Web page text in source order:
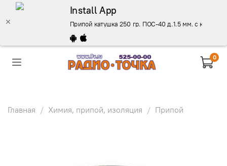
Install App
Припой катушка 250 гр. ПОС-40 д.1.5 мм. с
0
Главная Химия, припой, изоляция Припой